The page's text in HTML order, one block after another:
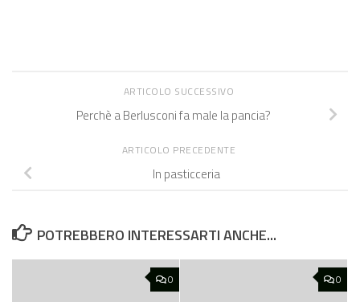
ARTICOLO SUCCESSIVO
Perchè a Berlusconi fa male la pancia?
ARTICOLO PRECEDENTE
In pasticceria
POTREBBERO INTERESSARTI ANCHE...
0 0